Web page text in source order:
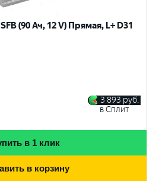
(90 Ач, 12 V) Прямая, L+ D31
3 893 руб.
в Сплит
в 1 клик
в корзину